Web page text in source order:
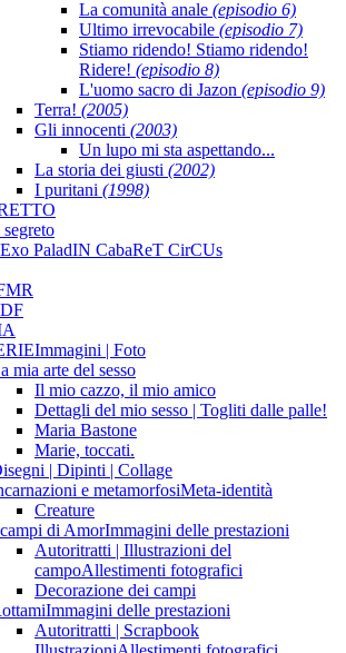
La comunità anale (episodio 6)
Ultimo irrevocabile (episodio 7)
Stiamo ridendo! Stiamo ridendo!
Ridere! (episodio 8)
L'uomo sacro di Jazon (episodio 9)
Terra! (2005)
Gli innocenti (2003)
Un lupo mi sta aspettando...
La storia dei giusti (2002)
I puritani (1998)
PaladIN CabaReT CirCUs
Immagini | Foto
mia arte del sesso
Il mio cazzo, il mio amico
Dettagli del mio sesso | Togliti dalle palle!
Maria Bastone
Marie, toccati.
| Dipinti | Collage
e metamorfosiMeta-identità
Creature
di AmorImmagini delle prestazioni
Autoritratti | Illustrazioni del
campoAllestimenti fotografici
Decorazione dei campi
Immagini delle prestazioni
Autoritratti | Scrapbook